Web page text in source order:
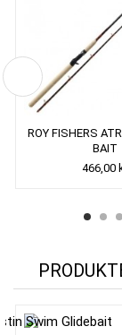
ROY FISHERS
BAIT
466,00